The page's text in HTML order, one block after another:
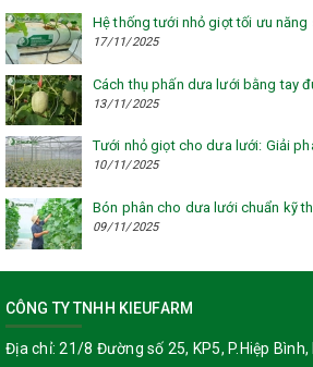
Hệ thống tưới nhỏ giọt tối ưu
17/11/2025
Cách thụ phấn dưa lưới bằng tay
13/11/2025
Tưới nhỏ giọt cho dưa lưới: Giải
10/11/2025
Bón phân cho dưa lưới chuẩn kỹ
09/11/2025
CÔNG TY TNHH KIEUFARM
Địa chỉ: 21/8 Đường số 25, KP5, P.Hiệp Bình,